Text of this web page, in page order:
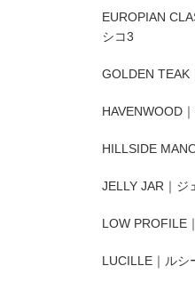
EUROPIAN
シコ3
GOLDEN TEAK
HAVENWOOD
HILLSIDE
JELLY JAR｜ジ
LOW PROFILE
LUCILLE｜ルシ